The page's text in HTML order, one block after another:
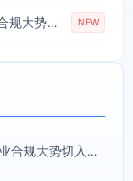
电商企业财务合规与税务优化实战，从行业合规大势切入，系统梳理增值税、企业所得税、个税等全税种要点 NEW
电商企业财务合规与税务优化实战，从行业合规大势切入，系统梳理增值税、企业所得税、个税等全税种要点